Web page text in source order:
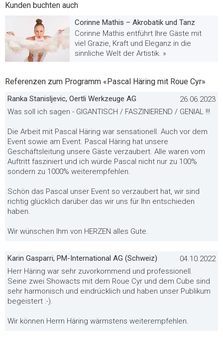
Kunden buchten auch
Corinne Mathis – Akrobatik und Tanz
Corinne Mathis entführt Ihre Gäste mit
viel Grazie, Kraft und Eleganz in die
sinnliche Welt der Artistik. »
Referenzen zum Programm «Pascal Häring mit Roue Cyr»
Ranka Stanisljevic, Oertli Werkzeuge AG
26.06.2023
Was soll ich sagen - GIGANTISCH / FASZINIEREND / GENIAL !!!
Die Arbeit mit Pascal Häring war sensationell. Auch vor dem
Event sowie am Event. Pascal Häring hat unsere
Geschäftsleitung unsere Gäste verzaubert. Alle waren vom
Auftritt fasziniert und ich würde Pascal nicht nur zu 100%
sondern zu 1000% weiterempfehlen.
Schön das Pascal unser Event so verzaubert hat, wir sind
richtig glücklich darüber das wir uns für Ihn entschieden
haben.
Wir wünschen Ihm von HERZEN alles Gute.
Karin Gasparri, PM-International AG (Schweiz)
04.10.2022
Herr Häring war sehr zuvorkommend und professionell.
Seine zwei Showacts mit dem Roue Cyr und dem Cube sind
sehr harmonisch und eindrücklich und haben unser Publikum
begeistert :-).
Wir können Herrn Häring wärmstens weiterempfehlen.